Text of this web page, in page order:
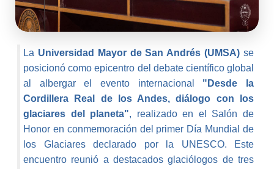
La Universidad Mayor de San Andrés (UMSA) se
posicionó como epicentro del debate científico global
al albergar el evento internacional "Desde la
Cordillera Real de los Andes, diálogo con los
glaciares del planeta", realizado en el Salón de
Honor en conmemoración del primer Día Mundial de
los Glaciares declarado por la UNESCO. Este
encuentro reunió a destacados glaciólogos de tres